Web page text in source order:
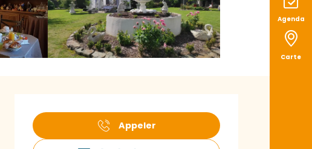
Agenda
Carte
Ouverture et
Appeler